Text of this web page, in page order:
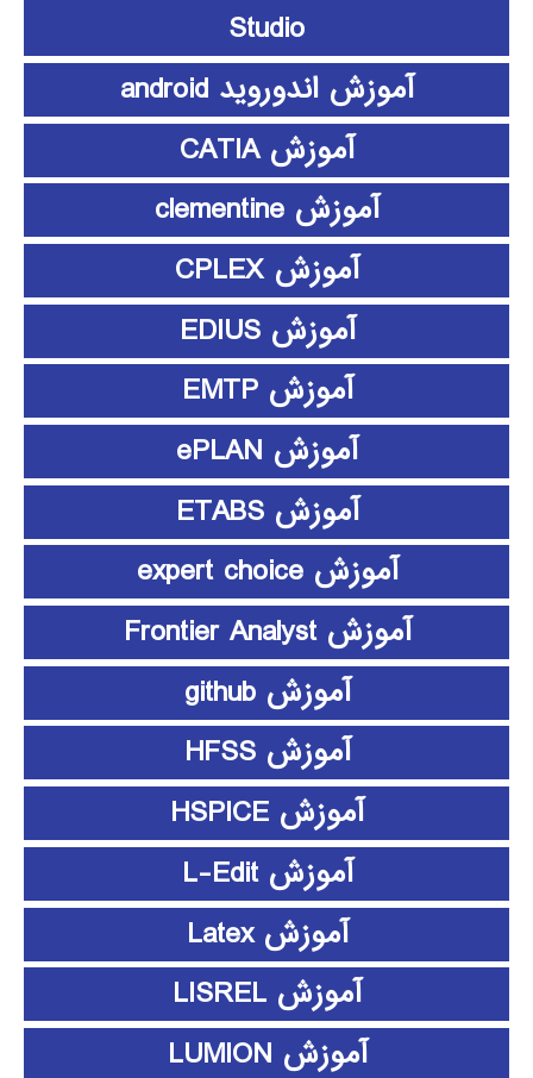
Studio
آموزش اندوروید android
آموزش CATIA
آموزش clementine
آموزش CPLEX
آموزش EDIUS
آموزش EMTP
آموزش ePLAN
آموزش ETABS
آموزش expert choice
آموزش Frontier Analyst
آموزش github
آموزش HFSS
آموزش HSPICE
آموزش L-Edit
آموزش Latex
آموزش LISREL
آموزش LUMION